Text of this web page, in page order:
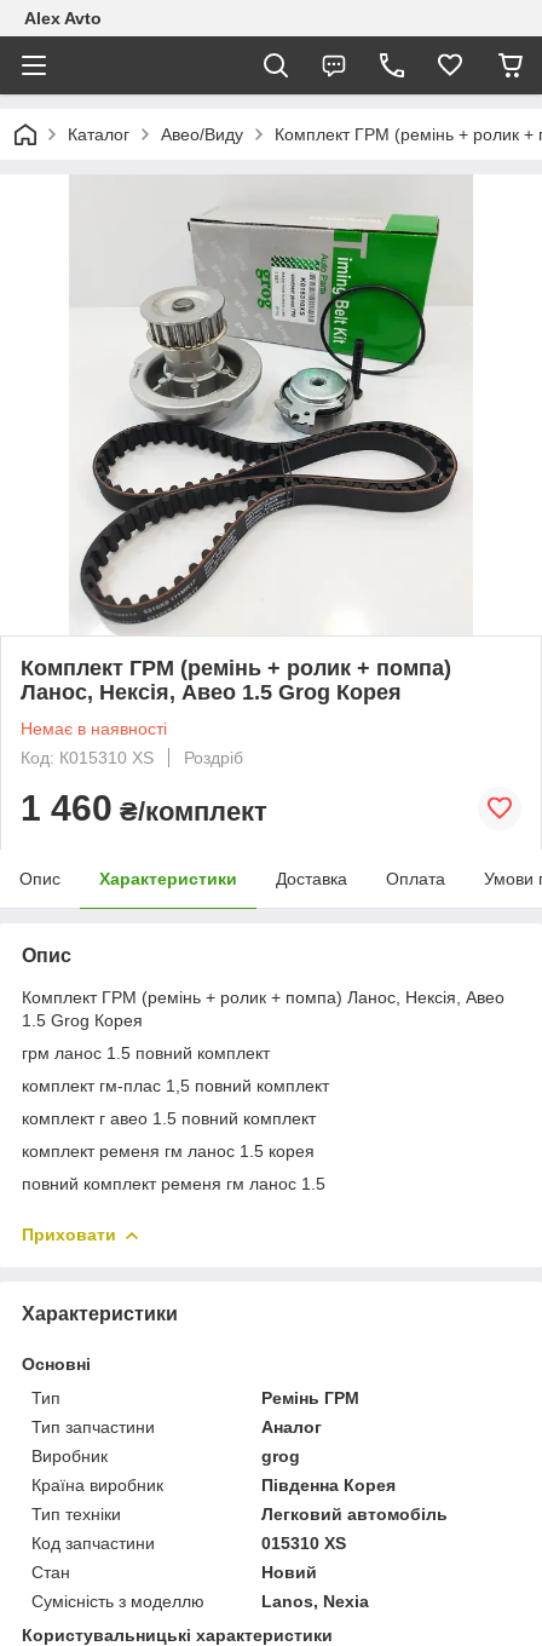
Alex Avto
Каталог Авео/Виду Комплект ГРМ (ремінь + ролик
Комплект ГРМ (ремінь + ролик + помпа)
Ланос, Нексія, Авео 1.5 Grog Корея
Немає в наявності
Код: К015310 ХS
Роздріб
1 460 ₴/комплект
Опис Характеристики Доставка Оплата Умови
Опис
Комплект ГРМ (ремінь + ролик + помпа) Ланос, Нексія, Авео
1.5 Grog Корея
грм ланос 1.5 повний комплект
комплект гм-плас 1,5 повний комплект
комплект г авео 1.5 повний комплект
комплект ременя гм ланос 1.5 корея
повний комплект ременя гм ланос 1.5
Приховати
Характеристики
Основні
Тип
Ремінь ГРМ
Тип запчастини
Аналог
Виробник
grog
Країна виробник
Південна Корея
Тип техніки
Легковий автомобіль
Код запчастини
015310 ХS
Стан
Новий
Сумісність з моделлю
Lanos, Nexia
Користувальницькі характеристики